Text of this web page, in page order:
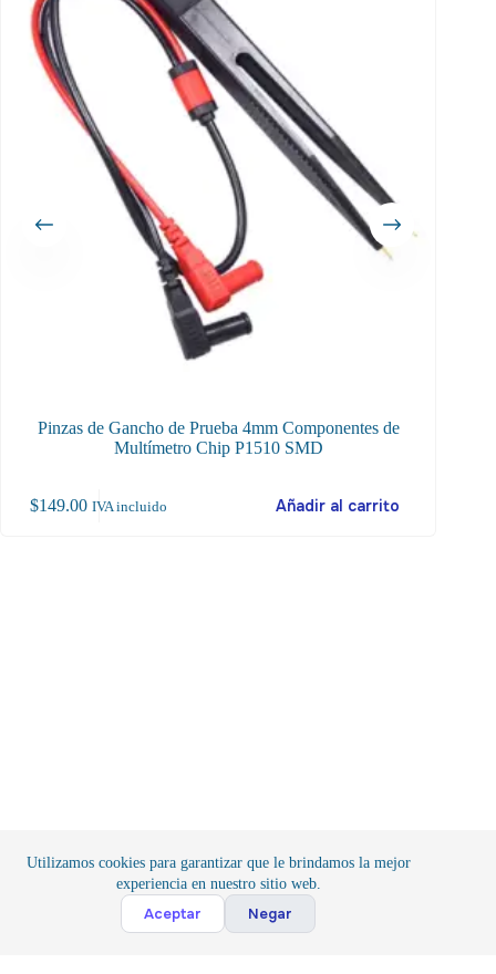
Utilizamos cookies para garantizar que le brindamos la mejor
experiencia en nuestro sitio web.
Aceptar Negar
Pinzas de Gancho de Prueba 4mm Componentes de
Multímetro Chip P1510 SMD
$149.00 IVA incluido Añadir al carrito